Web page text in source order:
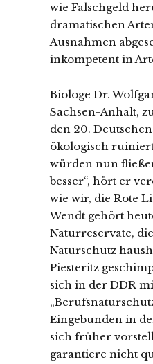
wie Falschgeld
dramatischen
Ausnahmen
inkompetent in
Biologe Dr.
Sachsen-Anhalt,
den 20.
ökologisch
würden nun
besser“, hört er
wie wir, die Rote
Wendt gehört
Naturreservate,
Naturschutz
Piesteritz
sich in der DDR
Eingebunden in
sich früher
garantiere nicht